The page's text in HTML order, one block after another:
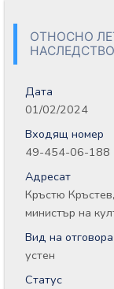
ОТНОСНО
Дата
01/02/2024
Входящ номер
49-454-06-188
Адресат
Кръстю Кръстев,
министър на
Вид на отговора
устен
Статус